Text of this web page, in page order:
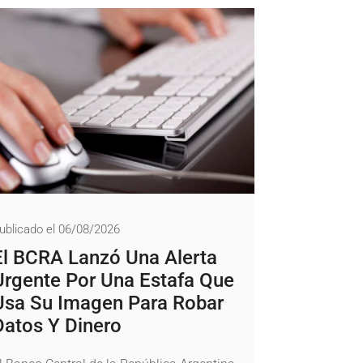
el 06/08/2026
BCRA Lanzó Una Alerta
Por Una Estafa Que
Su Imagen Para Robar
Y Dinero